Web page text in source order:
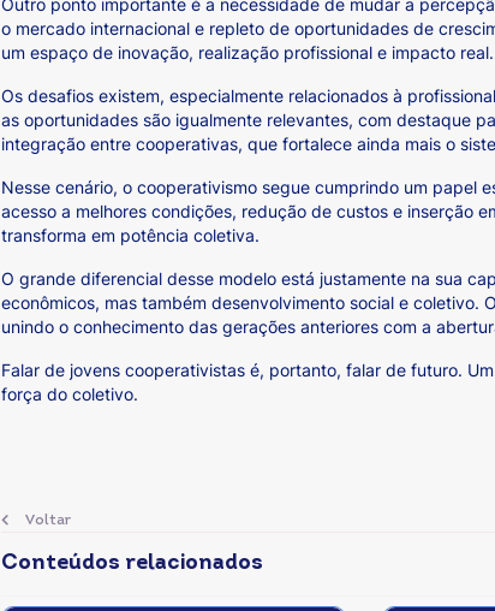
Outro ponto importante é a necessidade de mudar a
o mercado internacional e repleto de oportunidades de
um espaço de inovação, realização profissional e impacto real.
Os desafios existem, especialmente relacionados à
as oportunidades são igualmente relevantes, com destaque
integração entre cooperativas, que fortalece ainda mais o
Nesse cenário, o cooperativismo segue cumprindo um papel
acesso a melhores condições, redução de custos e inserção
transforma em potência coletiva.
O grande diferencial desse modelo está justamente na sua
econômicos, mas também desenvolvimento social e coletivo.
unindo o conhecimento das gerações anteriores com a
Falar de jovens cooperativistas é, portanto, falar de futuro.
força do coletivo.
Voltar
Conteúdos relacionados